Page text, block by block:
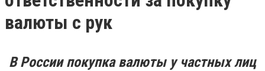
валюты с рук
В России покупка валюты у частных лиц